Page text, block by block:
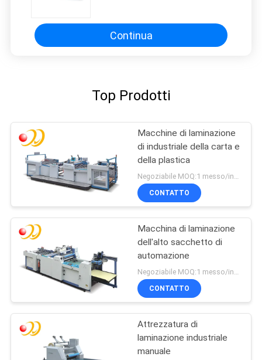
Continua
Top Prodotti
Macchine di laminazione
di industriale della carta e
della plastica
Negoziabile MOQ:1 messo/insiemi
CONTATTO
Macchina di laminazione
dell'alto sacchetto di
automazione
CONTATTO
Attrezzatura di
laminazione industriale
manuale